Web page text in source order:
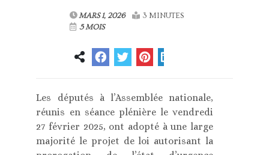
MARS 1, 2026
3 MINUTES
5 MOIS
Les députés à l’Assemblée nationale,
réunis en séance plénière le vendredi
27 février 2025, ont adopté à une large
majorité le projet de loi autorisant la